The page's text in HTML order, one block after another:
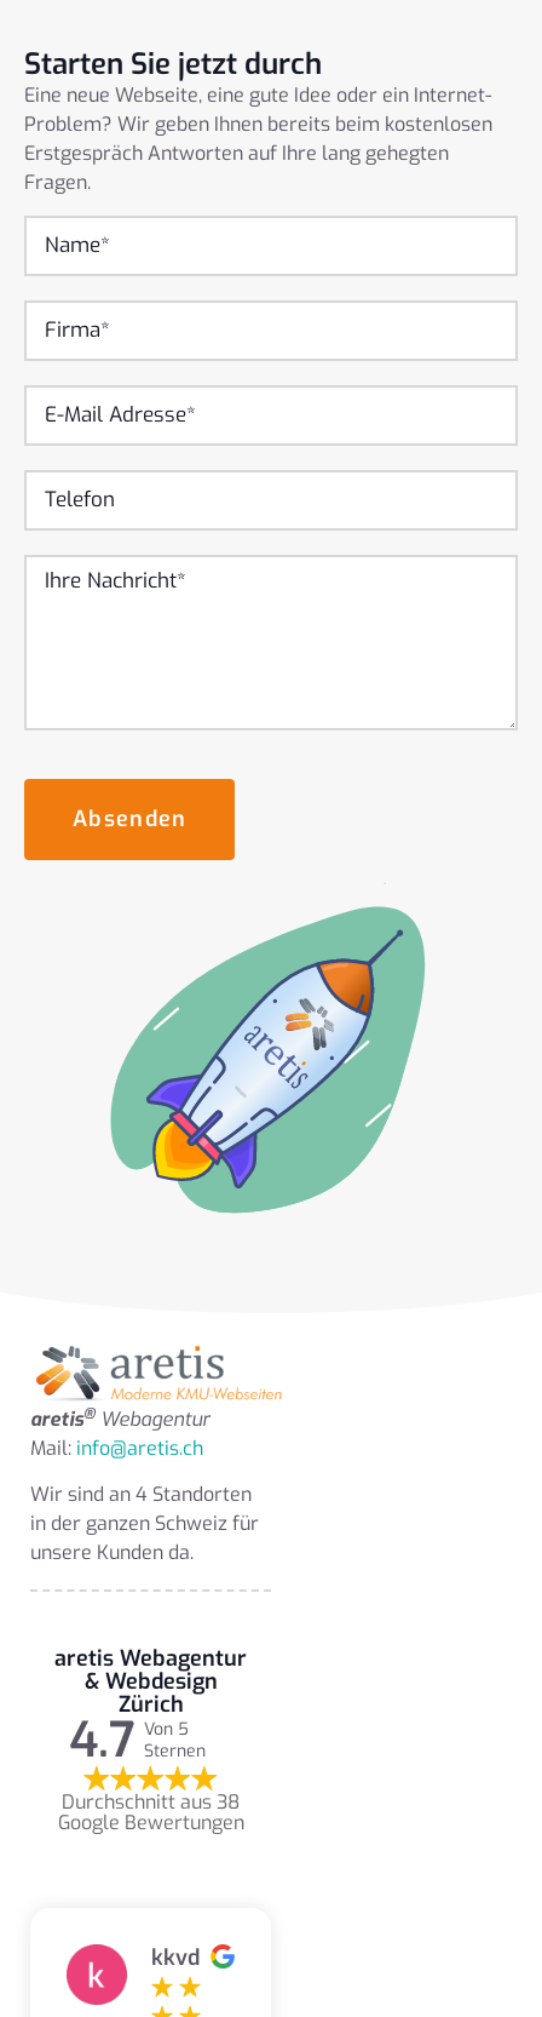
Starten Sie jetzt durch
Eine neue Webseite, eine gute Idee oder ein Internet-
Problem? Wir geben Ihnen bereits beim kostenlosen
Erstgespräch Antworten auf Ihre lang gehegten
Fragen.
Absenden
aretis® Webagentur
Mail: info@aretis.ch
Wir sind an 4 Standorten
in der ganzen Schweiz für
unsere Kunden da.
aretis Webagentur
& Webdesign
Zürich
4.7 Von 5
Sternen
Durchschnitt aus 38
Google Bewertungen
kkvd